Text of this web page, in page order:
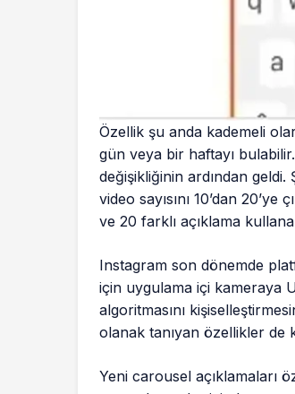
Özellik şu anda kademeli
gün veya bir haftayı
değişikliğinin ardından
video sayısını 10’dan
ve 20 farklı açıklama
Instagram son dönemde
için uygulama içi kameraya
algoritmasını
olanak tanıyan özellikler de
Yeni carousel açıklamaları